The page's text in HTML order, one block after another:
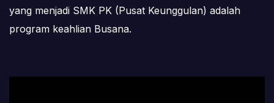
yang menjadi SMK PK (Pusat Keunggulan) adalah
program keahlian Busana.